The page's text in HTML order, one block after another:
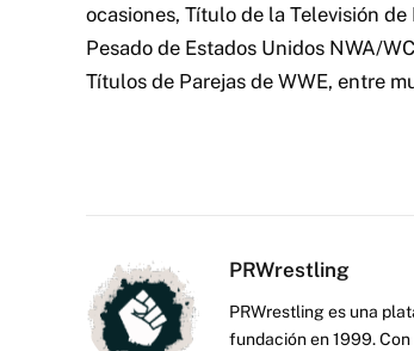
ocasiones, Título de la Televisión
Pesado de Estados Unidos NWA/
Títulos de Parejas de WWE, entre
PRWrestling
PRWrestling es una
fundación en 1999.